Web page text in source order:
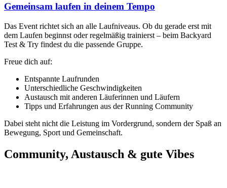
Gemeinsam laufen in deinem Tempo
Das Event richtet sich an alle Laufniveaus. Ob du gerade erst mit
dem Laufen beginnst oder regelmäßig trainierst – beim Backyard
Test & Try findest du die passende Gruppe.
Freue dich auf:
Entspannte Laufrunden
Unterschiedliche Geschwindigkeiten
Austausch mit anderen Läuferinnen und Läufern
Tipps und Erfahrungen aus der Running Community
Dabei steht nicht die Leistung im Vordergrund, sondern der Spaß an
Bewegung, Sport und Gemeinschaft.
Community, Austausch & gute Vibes